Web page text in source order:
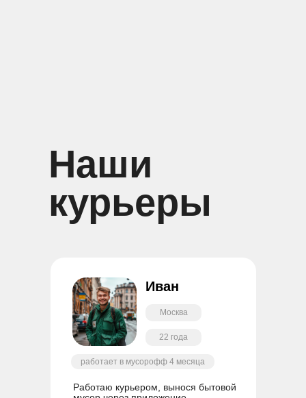
Наши
курьеры
Иван
Москва
22 года
работает в мусорофф 4 месяца
Работаю курьером, вынося бытовой